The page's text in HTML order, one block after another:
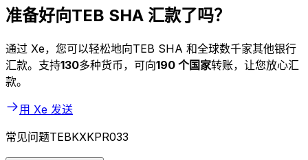
准备好向TEB SHA 汇款了吗？
通过 Xe，您可以轻松地向TEB SHA 和全球数千家其他银行
汇款。支持130多种货币，可向190 个国家转账，让您放心汇
款。
用 Xe 发送
常见问题TEBKXKPR033